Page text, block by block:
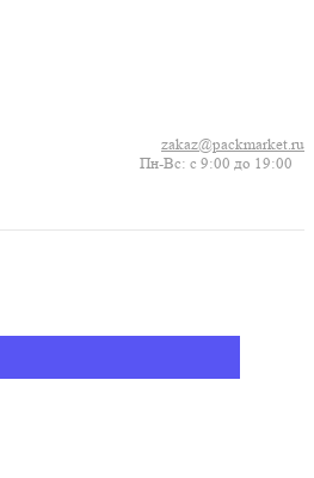
Пн-Вс: с 9:00 до 19:00
zakaz@packmarket.ru